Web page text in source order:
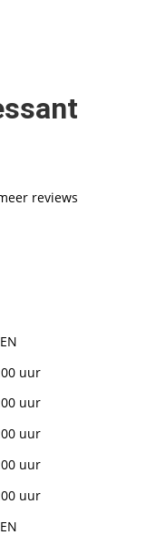
reviews
uur
uur
uur
uur
uur